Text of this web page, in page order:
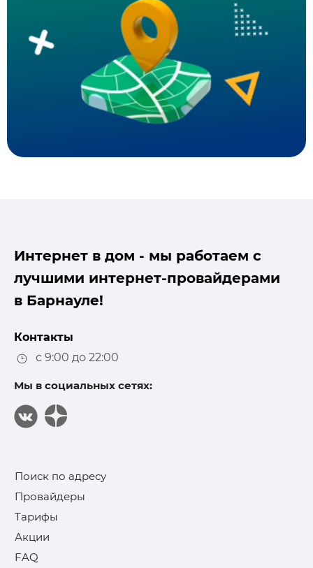
Интернет в дом - мы работаем с
лучшими интернет-провайдерами
в Барнауле!
Контакты
с 9:00 до 22:00
Мы в социальных сетях:
Поиск по адресу
Провайдеры
Тарифы
Акции
FAQ